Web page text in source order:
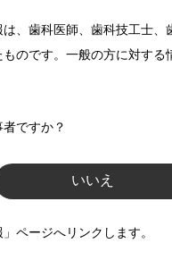
、歯科医師、歯科技工士、
のです。一般の方に対する
ですか？
いいえ
ページへリンクします。
お届け
工士）に